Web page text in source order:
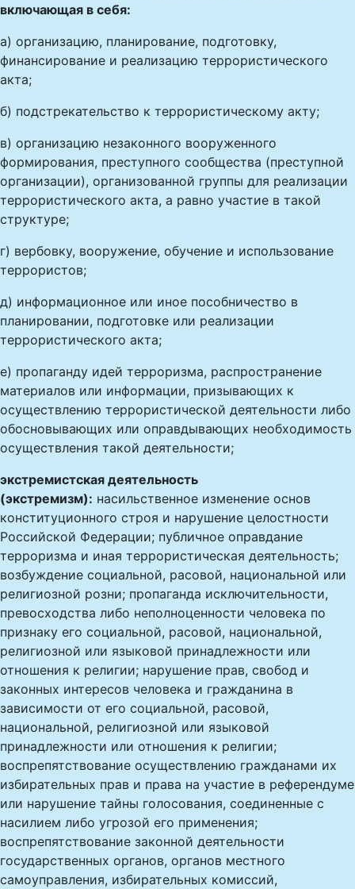
включающая в себя:
а) организацию, планирование, подготовку,
финансирование и реализацию террористического
акта;
б) подстрекательство к террористическому акту;
в) организацию незаконного вооруженного
формирования, преступного сообщества (преступной
организации), организованной группы для реализации
террористического акта, а равно участие в такой
структуре;
г) вербовку, вооружение, обучение и использование
террористов;
д) информационное или иное пособничество в
планировании, подготовке или реализации
террористического акта;
е) пропаганду идей терроризма, распространение
материалов или информации, призывающих к
осуществлению террористической деятельности либо
обосновывающих или оправдывающих необходимость
осуществления такой деятельности;
экстремистская деятельность
(экстремизм): насильственное изменение основ
конституционного строя и нарушение целостности
Российской Федерации; публичное оправдание
терроризма и иная террористическая деятельность;
возбуждение социальной, расовой, национальной или
религиозной розни; пропаганда исключительности,
превосходства либо неполноценности человека по
признаку его социальной, расовой, национальной,
религиозной или языковой принадлежности или
отношения к религии; нарушение прав, свобод и
законных интересов человека и гражданина в
зависимости от его социальной, расовой,
национальной, религиозной или языковой
принадлежности или отношения к религии;
воспрепятствование осуществлению гражданами их
избирательных прав и права на участие в референдуме
или нарушение тайны голосования, соединенные с
насилием либо угрозой его применения;
воспрепятствование законной деятельности
государственных органов, органов местного
самоуправления, избирательных комиссий,